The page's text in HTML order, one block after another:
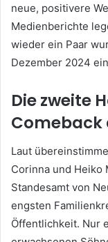
neue, positivere
Medienberichte
wieder ein Paar
Dezember 2024
Die zweite
Comeback
Laut
Corinna und Heiko
Standesamt von
engsten
Öffentlichkeit. Nur